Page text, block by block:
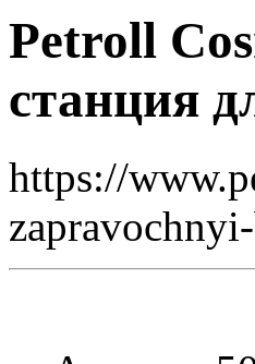
Petroll
станция
https://